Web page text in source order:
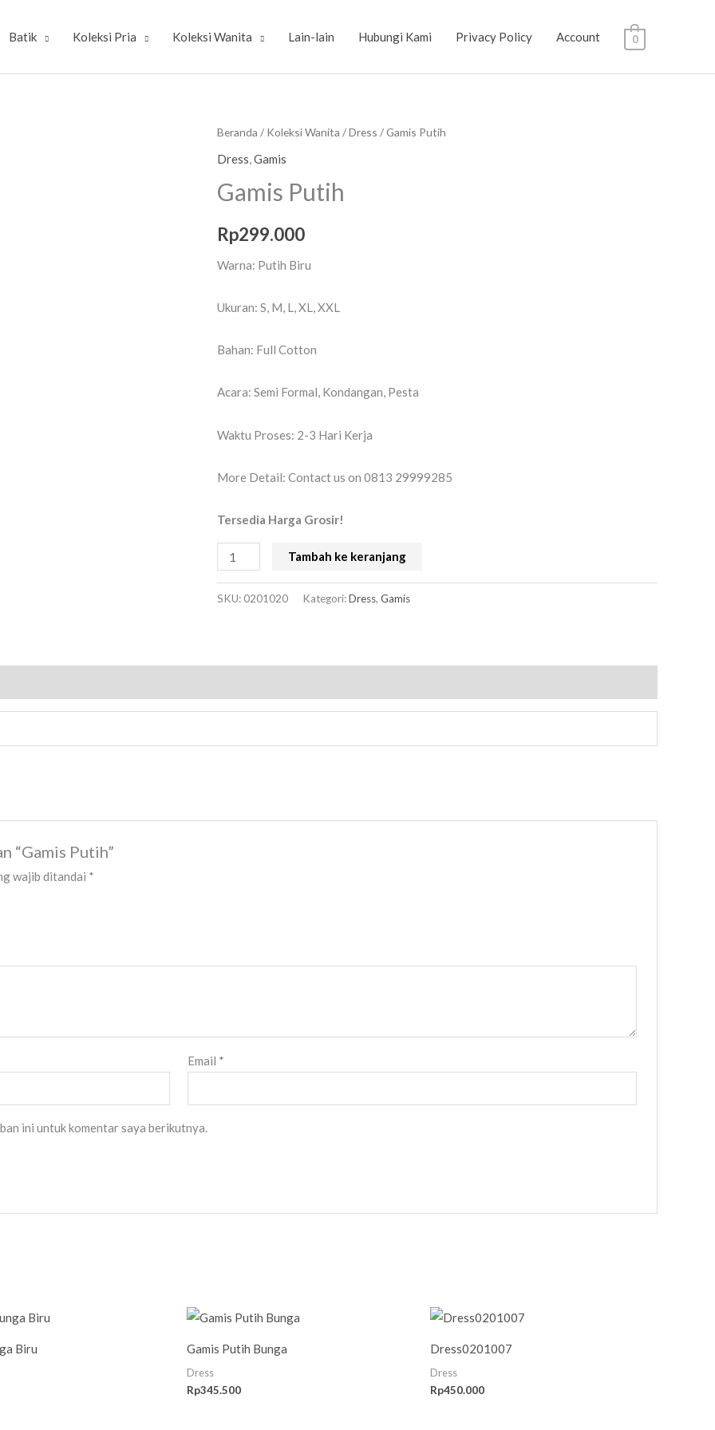
Batik Koleksi Pria Koleksi Wanita Lain-lain Hubungi Kami Privacy Policy Account 0
Beranda / Koleksi Wanita /Dress / Gamis Putih
Dress,Gamis
Gamis Putih
Rp299.000
Warna: Putih Biru
Ukuran: S, M, L, XL, XXL
Bahan: Full Cotton
Acara: Semi Formal, Kondangan, Pesta
Waktu Proses: 2-3 Hari Kerja
More Detail: Contact us on 0813 29999285
Tersedia Harga Grosir!
Kuantitas
Gamis
Tambah ke keranjang
SKU: 0201020 Kategori:Dress, Gamis
“Gamis Putih”
wajib ditandai *
Email *
ini untuk komentar saya berikutnya.
Biru Gamis Putih Bunga
Dress
Rp345.500
Dress0201007
Dress
Rp450.000